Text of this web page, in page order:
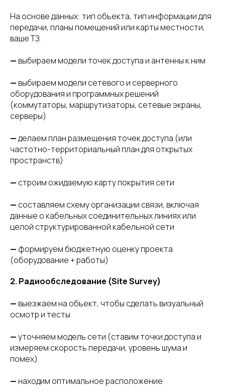
На основе данных: тип объекта, тип информации для
передачи, планы помещений или карты местности,
ваше ТЗ.
— выбираем модели точек доступа и антенны к ним
— выбираем модели сетевого и серверного
оборудования и программных решений
(коммутаторы, маршрутизаторы, сетевые экраны,
серверы)
—делаем план размещения точек доступа (или
частотно-территориальный план для открытых
пространств)
— строим ожидаемую карту покрытия сети
— составляем схему организации связи, включая
данные о кабельных соединительных линиях или
целой структурированной кабельной сети
— формируем бюджетную оценку проекта
(оборудование + работы)
2. Радиообследование (Site Survey)
— выезжаем на объект, чтобы сделать визуальный
осмотр и тесты
—уточняем модель сети (ставим точки доступа и
измеряем скорость передачи, уровень шума и
помех)
— находим оптимальное расположение